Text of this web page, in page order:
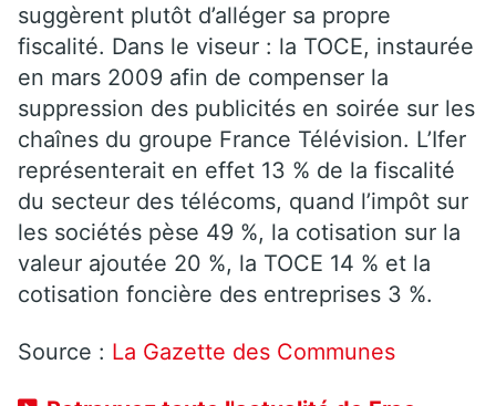
suggèrent plutôt d’alléger sa propre
fiscalité. Dans le viseur : la TOCE, instaurée
en mars 2009 afin de compenser la
suppression des publicités en soirée sur les
chaînes du groupe France Télévision. L’Ifer
représenterait en effet 13 % de la fiscalité
du secteur des télécoms, quand l’impôt sur
les sociétés pèse 49 %, la cotisation sur la
valeur ajoutée 20 %, la TOCE 14 % et la
cotisation foncière des entreprises 3 %.
Source : La Gazette des Communes